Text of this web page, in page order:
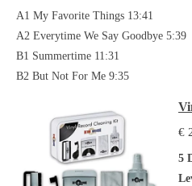
A1 My Favorite Things 13:41
A2 Everytime We Say Goodbye 5:39
B1 Summertime 11:31
B2 But Not For Me 9:35
€
5